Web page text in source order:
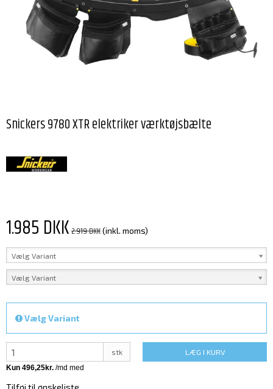
Snickers 9780 XTR elektriker værktøjsbælte
1.985 DKK2.919 DKK(inkl. moms)
Vælg Variant
Vælg Variant
Vælg Variant
stk LÆG I KURV